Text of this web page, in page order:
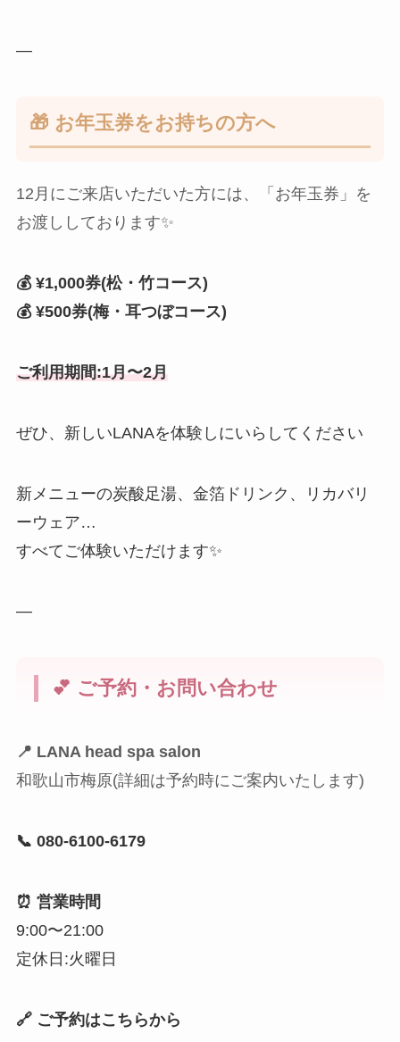
—
🎁 お年玉券をお持ちの方へ
12月にご来店いただいた方には、「お年玉券」を
お渡ししております✨
💰 ¥1,000券(松・竹コース)
💰 ¥500券(梅・耳つぼコース)
ご利用期間:1月〜2月
ぜひ、新しいLANAを体験しにいらしてください
新メニューの炭酸足湯、金箔ドリンク、リカバリ
ーウェア…
すべてご体験いただけます✨
—
💕 ご予約・お問い合わせ
📍 LANA head spa salon
和歌山市梅原(詳細は予約時にご案内いたします)
📞 080-6100-6179
⏰ 営業時間
9:00〜21:00
定休日:火曜日
🔗 ご予約はこちらから